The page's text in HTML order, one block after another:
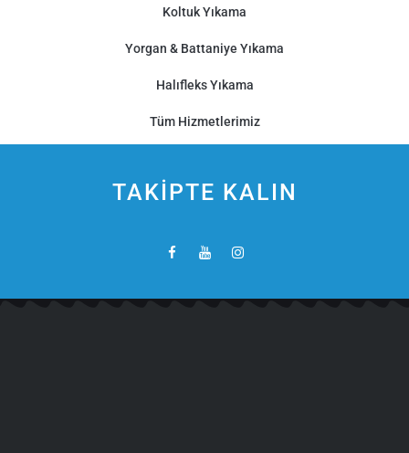
Koltuk Yıkama
Yorgan & Battaniye Yıkama
Halıfleks Yıkama
Tüm Hizmetlerimiz
TAKİPTE KALIN